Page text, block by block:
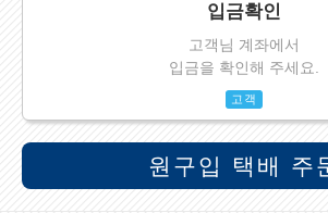
입금확인
고객님 계좌에서
입금을 확인해 주세요.
고객
원구입 택배 주